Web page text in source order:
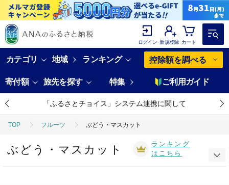
ログイン 新規登録 カート
カテゴリ 地域 ランキング 控除額を調べる
寄付額 旅先を探す 特集 ご利用ガイド
「ふるさとチョイス」システム連携に関して
TOP フルーツ ぶどう・マスカット
ぶどう・マスカット
ランキング
はこちら